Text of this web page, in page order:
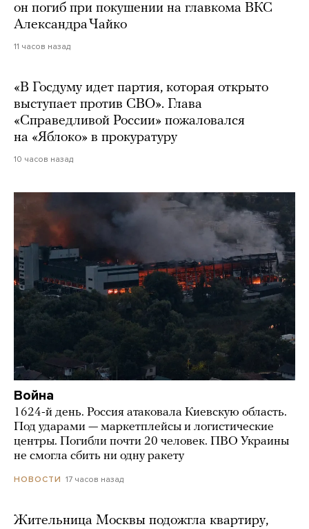
он погиб при покушении на главкома ВКС
Александра Чайко
11 часов назад
«В Госдуму идет партия, которая открыто
выступает против СВО». Глава
«Справедливой России» пожаловался
на «Яблоко» в прокуратуру
10 часов назад
Война
1624-й день. Россия атаковала Киевскую область.
Под ударами — маркетплейсы и логистические
центры. Погибли почти 20 человек. ПВО Украины
не смогла сбить ни одну ракету
НОВОСТИ 17 часов назад
Жительница Москвы подожгла квартиру,